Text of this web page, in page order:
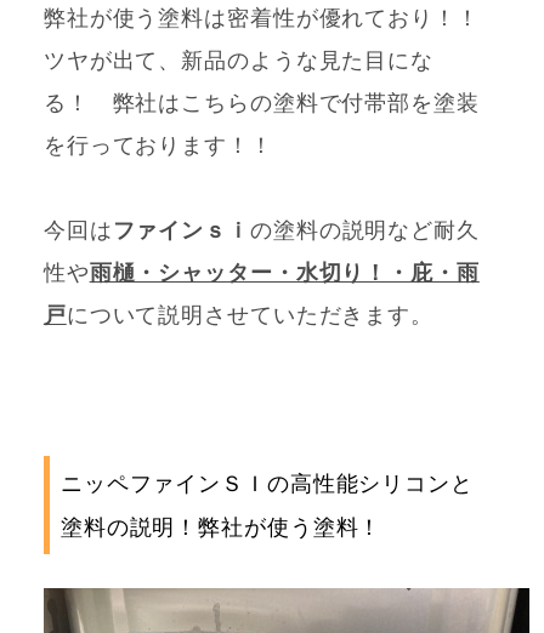
弊社が使う塗料は密着性が優れており！！
ツヤが出て、新品のような見た目にな
る！ 弊社はこちらの塗料で付帯部を塗装
を行っております！！
今回は ファインｓｉ の塗料の説明など耐久
性や雨樋・シャッター・水切り！・庇・雨
戸について説明させていただきます。
ニッペファインＳＩの高性能シリコンと
塗料の説明！弊社が使う塗料！